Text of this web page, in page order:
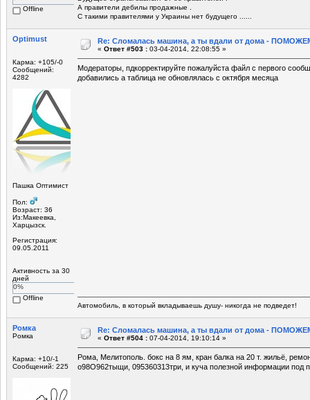
Offline
А правители дебилы продажные .
С такими правителями у Украины нет будущего ......
Optimust
Карма: +105/-0
Сообщений:
4282
Пашка Оптимист
Пол:
Возраст: 36
Из:Макеевка,
Харцызск.
Регистрация:
09.05.2011
Активность за 30
дней
0%
Offline
Re: Сломалась машина, а ты вдали от дома -
« Ответ #503 : 03-04-2014, 22:08:55 »
Модераторы, пдкорректируйте пожалуйста файл с первого
добавились а таблица не обновлялась с октября месяца
Автомобиль, в который вкладываешь душу- никогда не подведет!
Ромка
Ромка
Карма: +10/-1
Сообщений: 225
Re: Сломалась машина, а ты вдали от дома -
« Ответ #504 : 07-04-2014, 19:10:14 »
Рома, Мелитополь. бокс на 8 ям, кран балка на 20 т. жильё,
о98О962тыщи, 095360313три, и куча полезной информации под